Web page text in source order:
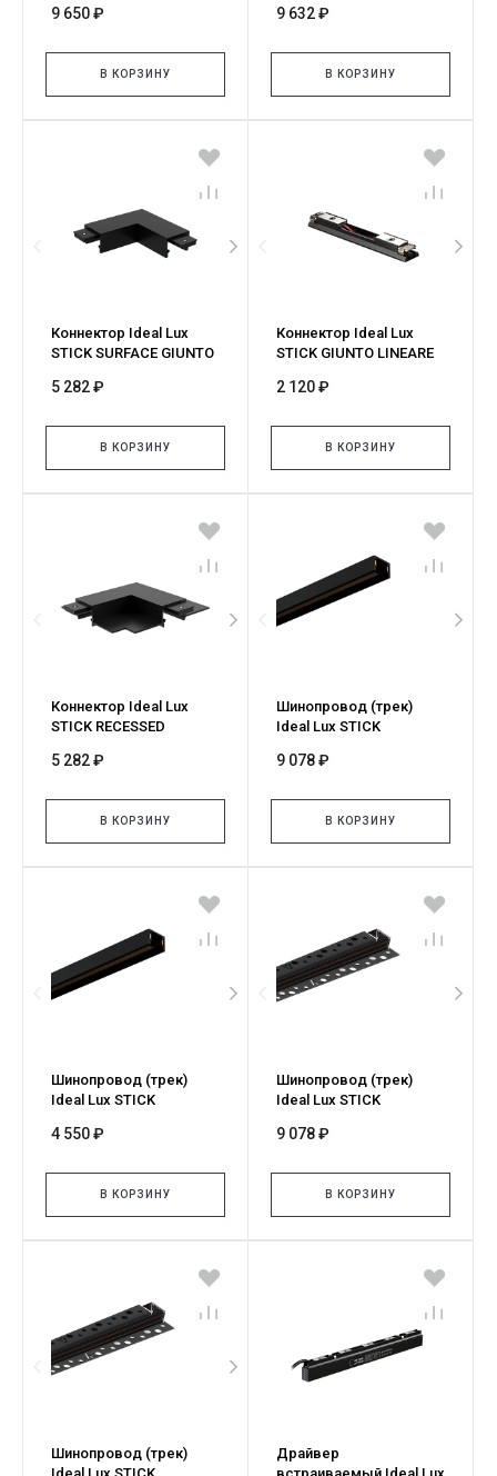
329512
9 650 ₽
В КОРЗИНУ
345024
9 632 ₽
В КОРЗИНУ
Коннектор Ideal Lux
STICK SURFACE GIUNTO
5 282 ₽
В КОРЗИНУ
Коннектор Ideal Lux
STICK GIUNTO LINEARE
2 120 ₽
В КОРЗИНУ
Коннектор Ideal Lux
STICK RECESSED
5 282 ₽
В КОРЗИНУ
Шинопровод (трек)
Ideal Lux STICK
NERO 329581
9 078 ₽
В КОРЗИНУ
Шинопровод (трек)
Ideal Lux STICK
NERO 329574
4 550 ₽
В КОРЗИНУ
Шинопровод (трек)
Ideal Lux STICK
NERO 329604
9 078 ₽
В КОРЗИНУ
Шинопровод (трек)
Драйвер